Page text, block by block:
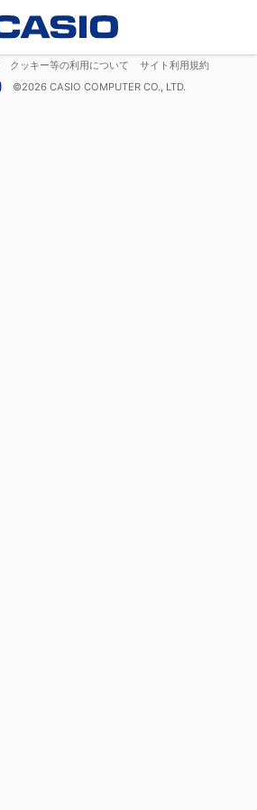
クッキー等の利用について
サイト利用規約
©2026 CASIO COMPUTER CO., LTD.